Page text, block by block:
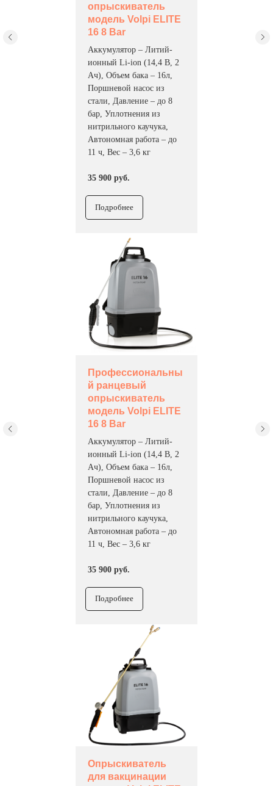
опрыскиватель
модель Volpi ELITE
16 8 Bar
Аккумулятор – Литий-
ионный Li-ion (14,4 В, 2
Ач), Объем бака – 16л,
Поршневой насос из
стали, Давление – до 8
бар, Уплотнения из
нитрильного каучука,
Автономная работа – до
11 ч, Вес – 3,6 кг
35 900 руб.
Подробнее
Профессиональны
й ранцевый
опрыскиватель
модель Volpi ELITE
16 8 Bar
Аккумулятор – Литий-
ионный Li-ion (14,4 В, 2
Ач), Объем бака – 16л,
Поршневой насос из
стали, Давление – до 8
бар, Уплотнения из
нитрильного каучука,
Автономная работа – до
11 ч, Вес – 3,6 кг
35 900 руб.
Подробнее
Опрыскиватель
для вакцинации